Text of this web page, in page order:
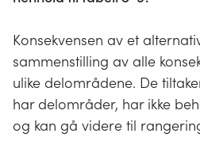
Ubetydelig konsekvens
(0)
Noe/middels positiv
Konsekvensen av et
sammenstilling av alle
ulike delområdene. De
har delområder, har ikke
og kan gå videre til